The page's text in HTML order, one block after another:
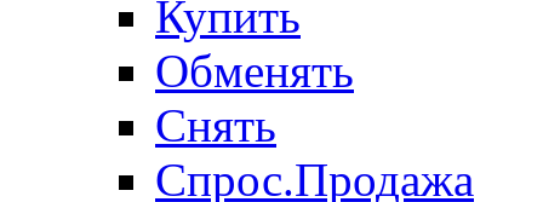
Купить
Обменять
Снять
Спрос.Продажа